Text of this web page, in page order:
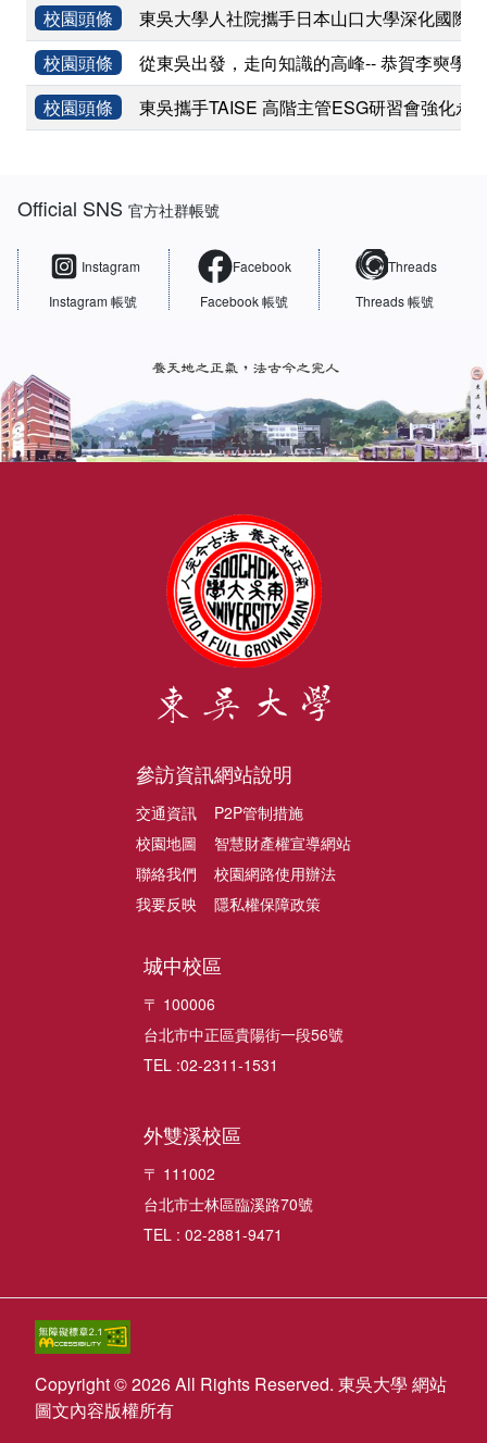
校園頭條
東吳大學人社院攜手日本山口大學深化國際
校園頭條
從東吳出發，走向知識的高峰-- 恭賀李奭學
校園頭條
東吳攜手TAISE 高階主管ESG研習會強化永
Official SNS官方社群帳號
Instagram
Instagram 帳號
Facebook
Facebook 帳號
Threads
Threads 帳號
參訪資訊
交通資訊
校園地圖
聯絡我們
我要反映
網站說明
P2P管制措施
智慧財產權宣導網站
校園網路使用辦法
隱私權保障政策
城中校區
〒 100006
台北市中正區貴陽街一段56號
TEL :02-2311-1531
外雙溪校區
〒 111002
台北市士林區臨溪路70號
TEL : 02-2881-9471
Copyright © 2026 All Rights Reserved. 東吳大學 網站
圖文內容版權所有